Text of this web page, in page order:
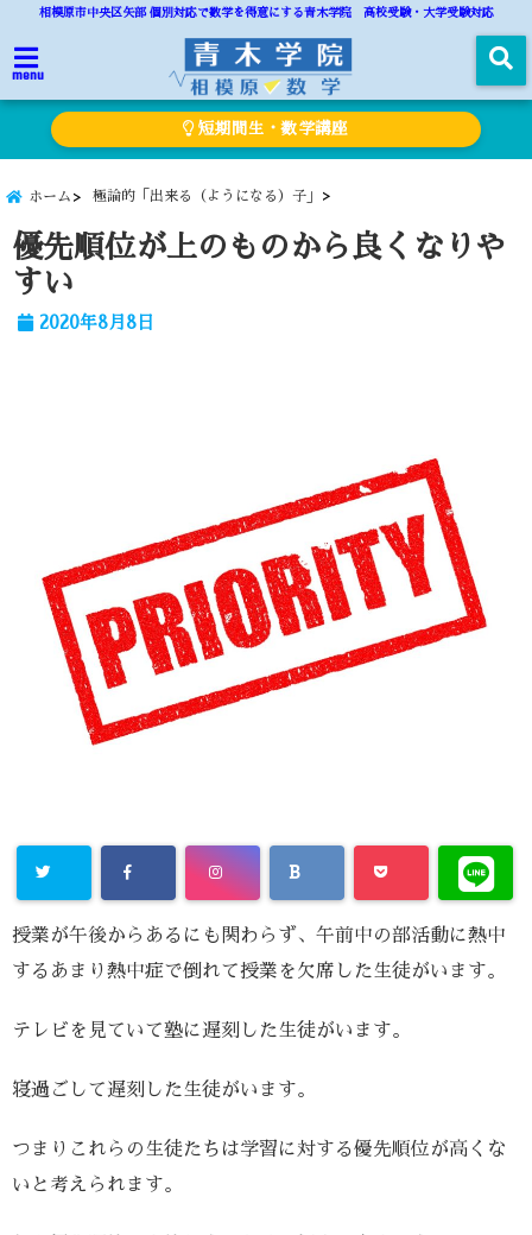
相模原市中央区矢部 個別対応で数学を得意にする青木学院 高校受験・大学受験対応
menu
短期間生・数学講座
ホーム 極論的「出来る（ようになる）子」
優先順位が上のものから良くなりや
すい
2020年8月8日
授業が午後からあるにも関わらず、午前中の部活動に熱中
するあまり熱中症で倒れて授業を欠席した生徒がいます。
テレビを見ていて塾に遅刻した生徒がいます。
寝過ごして遅刻した生徒がいます。
つまりこれらの生徒たちは学習に対する優先順位が高くな
いと考えられます。